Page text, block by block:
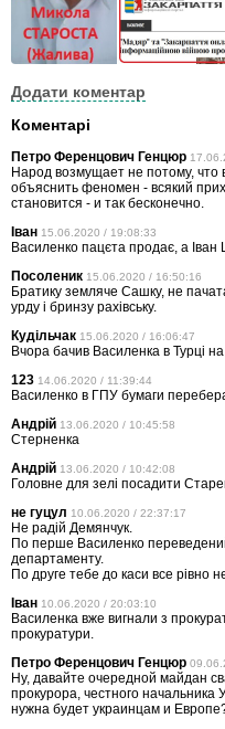
Додати коментар
Коментарі
Петро Ференцович Генцюр
Народ возмущает не потому, что
объяснить феномен - всякий
становится - и так бесконечно.
Іван 15.06.2020 / 19:08:33
Василенко пацєта продає, а
Посоленик 15.06.2020 / 16:50:16
Братику земляче Сашку, не
урду і бринзу рахівську.
Кудільчак 15.06.2020 / 16:06:47
Вчора бачив Василенка в Турці
123 14.06.2020 / 11:39:44
Василенко в ГПУ бумаги
Андрій 13.06.2020 / 10:45:58
Стерненка
Андрій 13.06.2020 / 10:42:08
Головне для зелі посадити
не гуцул 10.06.2020 / 22:37:17
Не радій Демянчук.
По перше Василенко
департаменту.
По друге тебе до каси все рівно
Іван 10.06.2020 / 20:03:10
Василенка вже вигнали з
прокуратури.
Петро Ференцович Генцюр
Ну, давайте очередной майдан
прокурора, честного
нужна будет украинцам и